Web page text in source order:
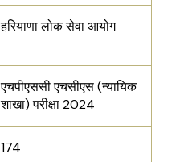
हरियाणा लोक सेवा आयोग
एचपीएससी एचसीएस (न्यायिक
शाखा) परीक्षा 2024
174